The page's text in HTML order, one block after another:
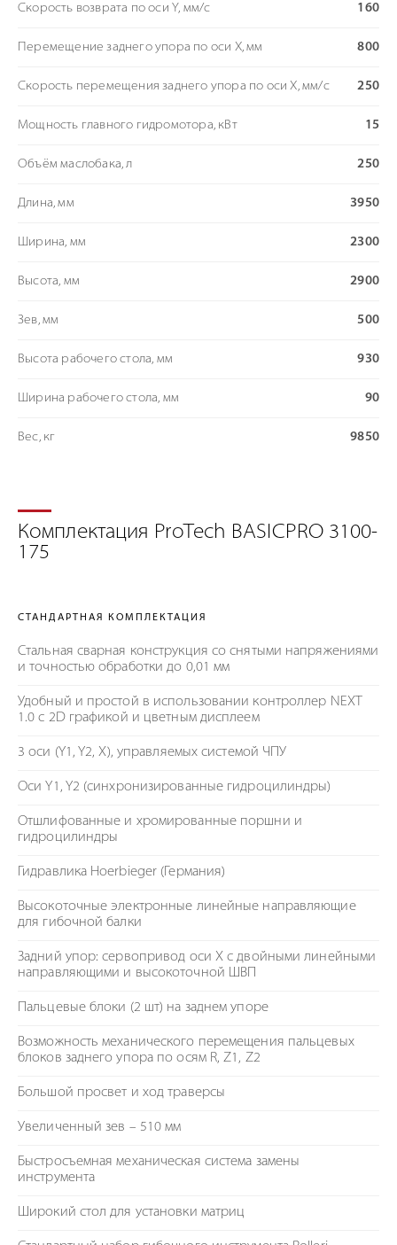
Скорость возврата по оси Y, мм/с 160
Перемещение заднего упора по оси Х, мм 800
Скорость перемещения заднего упора по оси Х, мм/с 250
Мощность главного гидромотора, кВт 15
Объём маслобака, л 250
Длина, мм 3950
Ширина, мм 2300
Высота, мм 2900
Зев, мм 500
Высота рабочего стола, мм 930
Ширина рабочего стола, мм 90
Вес, кг 9850
Комплектация ProTech BASICPRO 3100-
175
СТАНДАРТНАЯ КОМПЛЕКТАЦИЯ
Стальная сварная конструкция со снятыми напряжениями
и точностью обработки до 0,01 мм
Удобный и простой в использовании контроллер NEXT
1.0 c 2D графикой и цветным дисплеем
3 оси (Y1, Y2, X), управляемых системой ЧПУ
Оси Y1, Y2 (синхронизированные гидроцилиндры)
Отшлифованные и хромированные поршни и
гидроцилиндры
Гидравлика Hoerbieger (Германия)
Высокоточные электронные линейные направляющие
для гибочной балки
Задний упор: сервопривод оси Х с двойными линейными
направляющими и высокоточной ШВП
Пальцевые блоки (2 шт) на заднем упоре
Возможность механического перемещения пальцевых
блоков заднего упора по осям R, Z1, Z2
Большой просвет и ход траверсы
Увеличенный зев – 510 мм
Быстросъемная механическая система замены
инструмента
Широкий стол для установки матриц